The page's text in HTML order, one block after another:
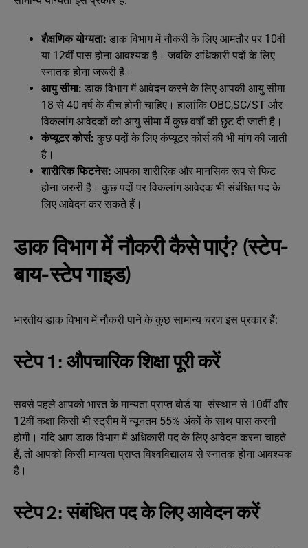
शैक्षणिक योग्यता: डाक विभाग में नौकरी के लिए आमतौर पर 10वीं
या 12वीं पास होना आवश्यक है। जबकि अधिकारी पदों के लिए
स्नातक होना जरूरी है।
आयु सीमा: डाक विभाग में आवेदन करने के लिए आपकी आयु सीमा
18 से 40 वर्ष के बीच होनी चाहिए। हालांकि OBC,SC/ST और
विकलांग आवेदकों को आयु सीमा में कुछ वर्षों की छुट दी जाती है।
कंप्यूटर कोर्स: कुछ पदों के लिए कंप्यूटर कोर्स की भी मांग की जाती
है।
शारीरिक फिटनेस: आपका शारीरिक और मानसिक रूप से फिट
होना जरुरी है। कुछ पदों पर विकलांग आवेदक भी संबंधित पद के
लिए आवेदन कर सकते हैं।
डाक विभाग में नौकरी कैसे पाएं? (स्टेप-
बाय-स्टेप गाइड)
भारतीय डाक विभाग में नौकरी पाने के कुछ सामान्य चरण इस प्रकार हैं:
स्टेप 1: औपचारिक शिक्षा पूरी करें
सबसे पहले आपको भारत के मान्यता प्राप्त बोर्ड या संस्थान से 10वीं और
12वीं कक्षा किसी भी स्ट्रीम में न्यूनतम 55% अंकों के साथ पास करनी
होगी। यदि आप डाक विभाग में अधिकारी पद के लिए आवेदन करना चाहते
हैं, तो आपको किसी मान्यता प्राप्त विश्वविद्यालय से स्नातक होना आवश्यक
है।
स्टेप 2: संबंधित पद के लिए आवेदन करें